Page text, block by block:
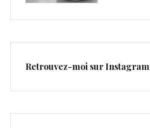
Retrouvez-moi sur Instagram